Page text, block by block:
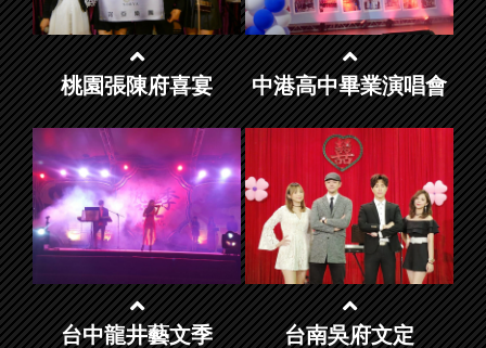
桃園張陳府喜宴 中港高中畢業演唱會
台中龍井藝文季 台南吳府文定